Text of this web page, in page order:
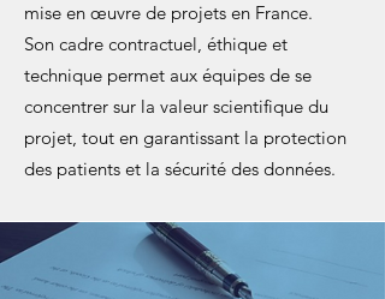
mise en œuvre de projets en France.
Son cadre contractuel, éthique et
technique permet aux équipes de se
concentrer sur la valeur scientifique du
projet, tout en garantissant la protection
des patients et la sécurité des données.